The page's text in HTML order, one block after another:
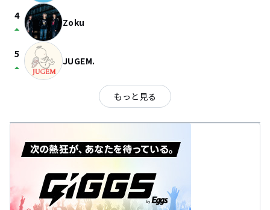
4
arrow_drop_up Zoku
5
arrow_drop_up JUGEM.
もっと見る